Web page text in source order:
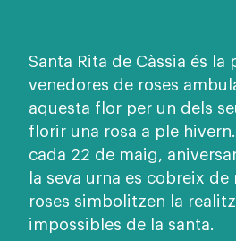
Santa Rita de Càssia és la
venedores de roses
aquesta flor per un dels
florir una rosa a ple
cada 22 de maig,
la seva urna es cobreix de
roses simbolitzen la
impossibles de la santa.